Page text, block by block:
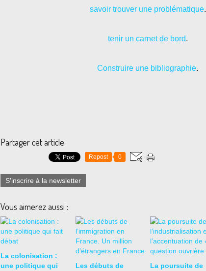
savoir trouver une problématique.
tenir un carnet de bord.
Construire une bibliographie.
Partager cet article
Repost 0
S'inscrire à la newsletter
Vous aimerez aussi :
La colonisation :
une politique qui
Les débuts de
La poursuite de